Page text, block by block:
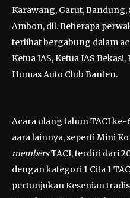
Karawang, Garut,
Ambon, dll. Beberapa
terlihat bergabung dalam
Ketua IAS, Ketua IAS
Humas Auto Club Banten.
Acara ulang tahun TACI
aara lainnya, seperti Mini
membersTACI, terdiri dari
dengan kategori 1 Cita 1
pertunjukan Kesenian